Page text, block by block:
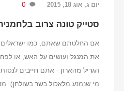
יום ג, אוג 18, 2015 0
סטייק טונה צרוב
אם החלטתם שאתם, כמו ישראלים
את המנגל ועושים על האש, או
הגריל מהארון - אתם חייבים
מי שנמנע מלאכול בשר בשולחן).